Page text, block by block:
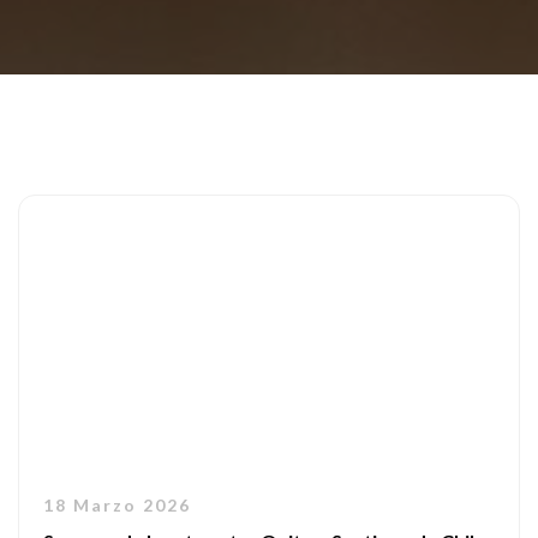
18 Marzo 2026